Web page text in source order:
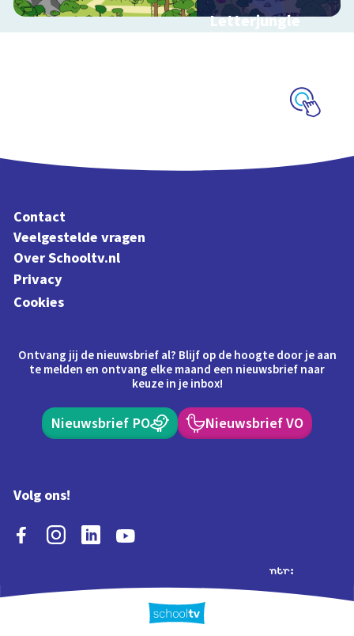
Letterjungle
Interactieve
Contact
Veelgestelde vragen
Over Schooltv.nl
Privacy
Cookies
Ontvang jij de nieuwsbrief al? Blijf op de hoogte door je aan
te melden en ontvang elke maand een nieuwsbrief naar
keuze in je inbox!
Nieuwsbrief PO Nieuwsbrief VO
Volg ons!